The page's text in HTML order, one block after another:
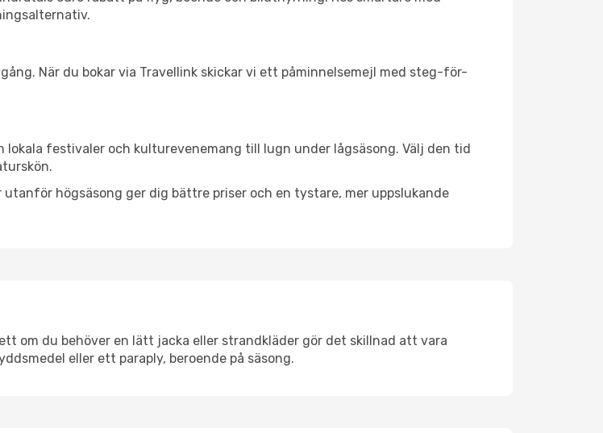
När du bokar via Travellink skickar vi ett påminnelsemejl med steg-för-
festivaler och kulturevenemang till lugn under lågsäsong. Välj den tid
högsäsong ger dig bättre priser och en tystare, mer uppslukande
om du behöver en lätt jacka eller strandkläder gör det skillnad att vara
eller ett paraply, beroende på säsong.